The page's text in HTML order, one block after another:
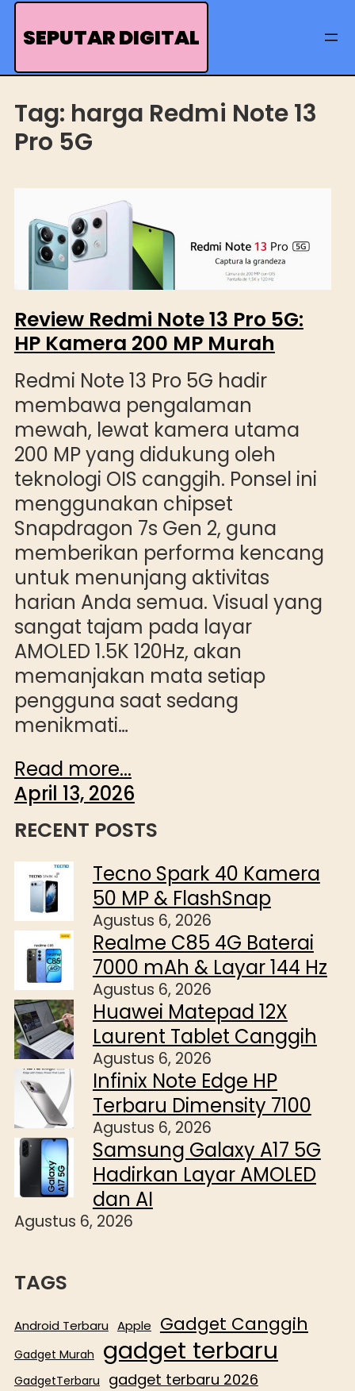
Skip
SEPUTAR DIGITAL
Tag: harga Redmi Note 13
Pro 5G
Review Redmi Note 13 Pro 5G:
HP Kamera 200 MP Murah
Redmi Note 13 Pro 5G hadir
membawa pengalaman
mewah, lewat kamera utama
200 MP yang didukung oleh
teknologi OIS canggih. Ponsel ini
menggunakan chipset
Snapdragon 7s Gen 2, guna
memberikan performa kencang
untuk menunjang aktivitas
harian Anda semua. Visual yang
sangat tajam pada layar
AMOLED 1.5K 120Hz, akan
memanjakan mata setiap
pengguna saat sedang
menikmati…
Read more...
April 13, 2026
RECENT POSTS
Tecno Spark 40 Kamera
50 MP & FlashSnap
Agustus 6, 2026
Realme C85 4G Baterai
7000 mAh & Layar 144 Hz
Agustus 6, 2026
Huawei Matepad 12X
Laurent Tablet Canggih
Agustus 6, 2026
Infinix Note Edge HP
Terbaru Dimensity 7100
Agustus 6, 2026
Samsung Galaxy A17 5G
Hadirkan Layar AMOLED
dan AI
Agustus 6, 2026
TAGS
Android Terbaru Apple Gadget Canggih
Gadget Murah gadget terbaru
GadgetTerbaru gadget terbaru 2026